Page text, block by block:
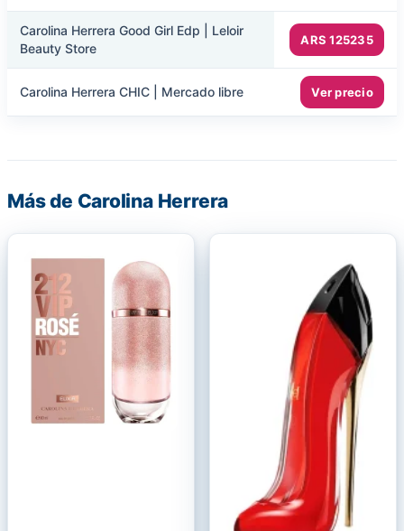
Carolina Herrera Good Girl Edp | Leloir
Beauty Store
ARS 125235
Carolina Herrera CHIC | Mercado libre Ver precio
Más de Carolina Herrera